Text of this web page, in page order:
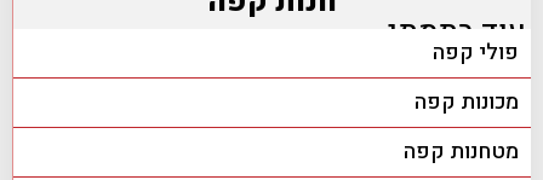
פולי קפה
מכונות קפה
מטחנות קפה
עוד בתמתי